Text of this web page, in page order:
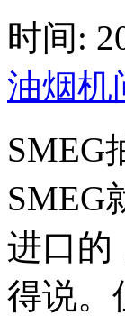
时间:
油烟机
SMEG
SMEG
进口的
得说。